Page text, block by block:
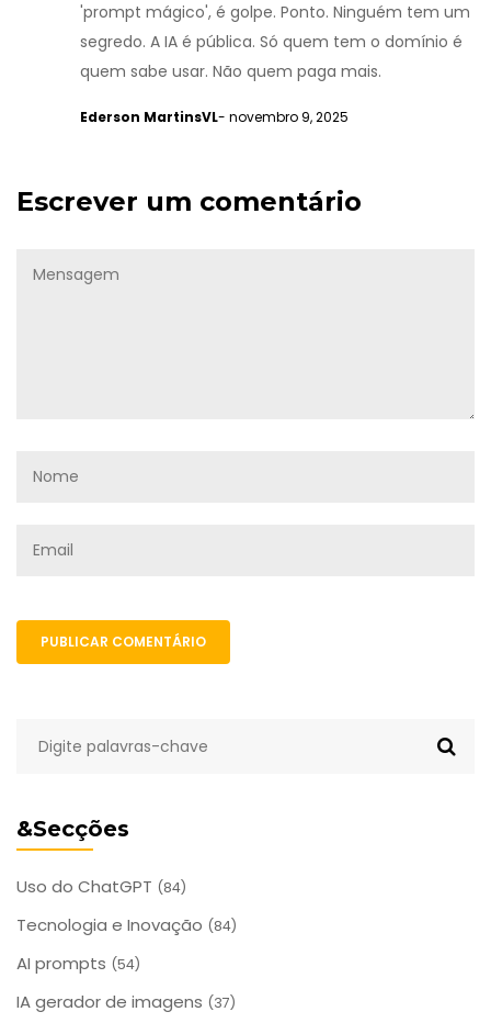
&Secções
Uso do ChatGPT (84)
Tecnologia e Inovação (84)
AI prompts (54)
IA gerador de imagens (37)
'prompt mágico', é golpe. Ponto. Ninguém tem um
segredo. A IA é pública. Só quem tem o domínio é
quem sabe usar. Não quem paga mais.
Ederson MartinsVL- novembro 9, 2025
Escrever um comentário
PUBLICAR COMENTÁRIO